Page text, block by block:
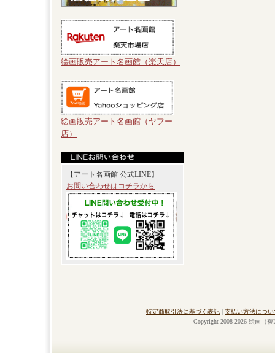
絵画販売アート名画館（楽天店）
絵画販売アート名画館（ヤフー
店）
【アート名画館 公式LINE】
お問い合わせはコチラから
特定商取引法に基づく表記 | 支払い方法につい
Copyright 2008-2026 絵画（